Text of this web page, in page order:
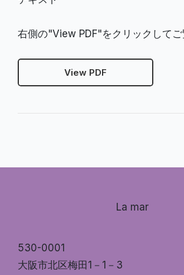
右側の"View PDF"をクリックしてご
View PDF
La mar
530-0001
大阪市北区梅田1－1－3